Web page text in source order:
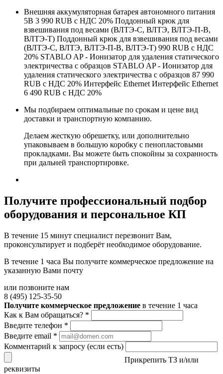
Внешняя аккумуляторная батарея автономного питания
5В 3 990 RUB с НДС 20% Поддонный крюк для
взвешивания под весами (ВЛТЭ-С, ВЛТЭ, ВЛТЭ-П-В,
ВЛТЭ-Т) Поддонный крюк для взвешивания под весами
(ВЛТЭ-С, ВЛТЭ, ВЛТЭ-П-В, ВЛТЭ-Т) 990 RUB с НДС
20% STABLO AP - Ионизатор для удаления статического
электричества с образцов STABLO AP - Ионизатор для
удаления статического электричества с образцов 87 990
RUB с НДС 20% Интерфейс Ethernet Интерфейс Ethernet
6 490 RUB с НДС 20%
Мы подбираем оптимальные по срокам и цене вид
доставки и транспортную компанию.
Делаем жесткую обрешетку, или дополнительно
упаковываем в большую коробку с пенопластовыми
прокладками. Вы можете быть спокойны за сохранность
при дальней транспортировке.
Получите профессиональный подбор
оборудования и персональное КП
В течение 15 минут специалист перезвонит Вам,
проконсультирует и подберёт необходимое оборудование.
В течение 1 часа Вы получите коммерческое предложение на
указанную Вами почту
или позвоните нам
8 (495) 125-35-50
Получите коммерческое предложение в течение 1 часа
Как к Вам обращаться? *
Введите телефон *
Введите email *
Комментарий к запросу (если есть)
Прикрепить ТЗ и/или
реквизиты